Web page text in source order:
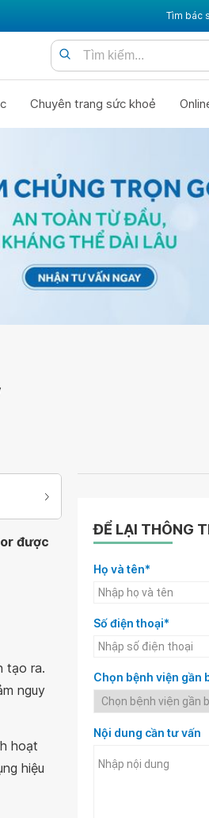
Tìm bác
Chuyên trang sức khoẻ
được
tạo ra.
nguy
hoạt
hiệu
ĐỂ LẠI THÔNG
Họ và tên*
Số điện thoại*
Chọn bệnh viện gần
Nội dung cần tư vấn